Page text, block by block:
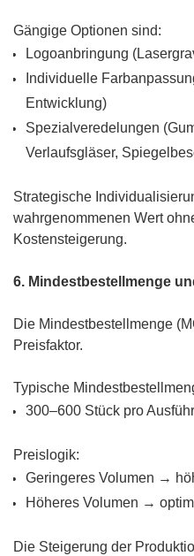
Gängige Optionen sind:
Logoanbringung
Individuelle
Entwicklung)
Spezialveredelungen
Verlaufsgläser,
Strategische
wahrgenommenen Wert
Kostensteigerung.
6. Mindestbestellmenge
Die Mindestbestellmenge
Preisfaktor.
Typische
300–600 Stück pro
Preislogik:
Geringeres Volumen →
Höheres Volumen →
Die Steigerung der